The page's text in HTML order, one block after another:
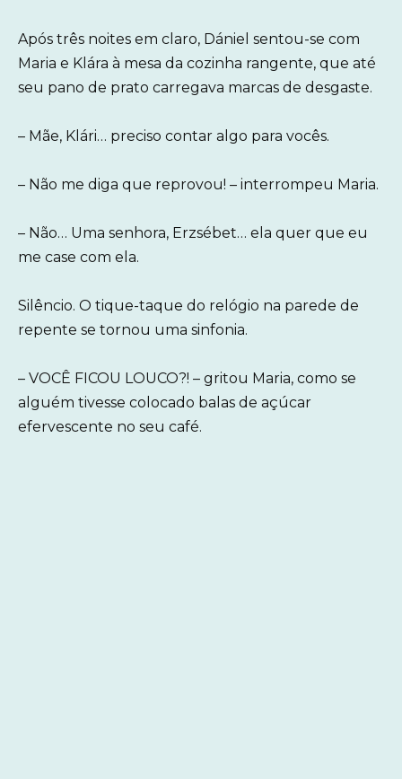
Após três noites em claro, Dániel sentou-se com
Maria e Klára à mesa da cozinha rangente, que até
seu pano de prato carregava marcas de desgaste.
– Mãe, Klári… preciso contar algo para vocês.
– Não me diga que reprovou! – interrompeu Maria.
– Não… Uma senhora, Erzsébet… ela quer que eu
me case com ela.
Silêncio. O tique-taque do relógio na parede de
repente se tornou uma sinfonia.
– VOCÊ FICOU LOUCO?! – gritou Maria, como se
alguém tivesse colocado balas de açúcar
efervescente no seu café.